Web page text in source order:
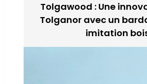
Tolgawood : Une
Tolganor avec un
imitation